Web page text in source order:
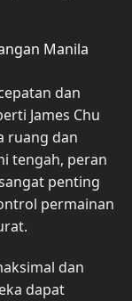
Manila
dan
James Chu
ruang dan
tengah, peran
penting
permainan
dan
dapat